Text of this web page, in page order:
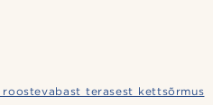
terasest kettsõrmus